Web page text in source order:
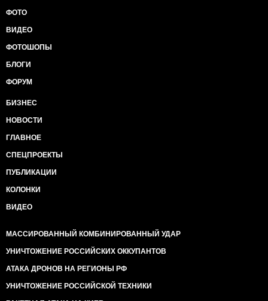
ФОТО
ВИДЕО
ФОТОШОПЫ
БЛОГИ
ФОРУМ
БИЗНЕС
НОВОСТИ
ГЛАВНОЕ
СПЕЦПРОЕКТЫ
ПУБЛИКАЦИИ
КОЛОНКИ
ВИДЕО
МАССИРОВАННЫЙ КОМБИНИРОВАННЫЙ УДАР
УНИЧТОЖЕНИЕ РОССИЙСКИХ ОККУПАНТОВ
АТАКА ДРОНОВ НА РЕГИОНЫ РФ
УНИЧТОЖЕНИЕ РОССИЙСКОЙ ТЕХНИКИ